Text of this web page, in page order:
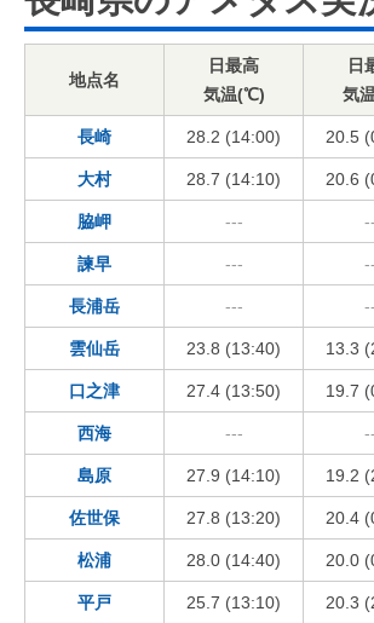
地点名
日最高
気温(℃)
日
気
長崎 28.2 (14:00) 20.5
大村 28.7 (14:10) 20.6
脇岬 ---
諫早 ---
長浦岳 ---
雲仙岳 23.8 (13:40) 13.3
口之津 27.4 (13:50) 19.7
西海 ---
島原 27.9 (14:10) 19.2
佐世保 27.8 (13:20) 20.4
松浦 28.0 (14:40) 20.0
平戸 25.7 (13:10) 20.3